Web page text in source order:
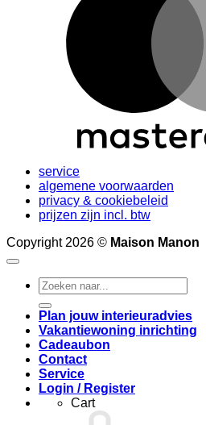
service
algemene voorwaarden
privacy & cookiebeleid
prijzen zijn incl. btw
Copyright 2026 © Maison Manon
Search
for:
Plan jouw interieuradvies
Vakantiewoning inrichting
Cadeaubon
Contact
Service
Login / Register
Cart